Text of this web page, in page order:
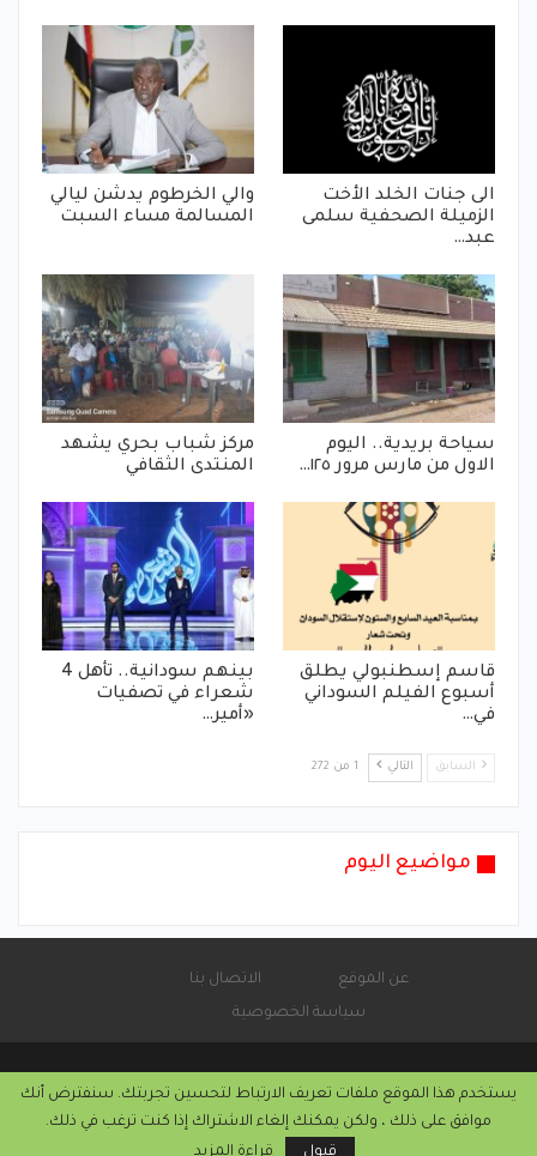
الى جنات الخلد الأخت
الزميلة الصحفية سلمى
عبد…
والي الخرطوم يدشن ليالي
المسالمة مساء السبت
سياحة بريدية.. اليوم
الاول من مارس مرور ١٢٥…
مركز شباب بحري يشهد
المنتدى الثقافي
قاسم إسطنبولي يطلق
أسبوع الفيلم السوداني
في…
بينهم سودانية.. تأهل 4
شعراء في تصفيات
«أمير…
السابق التالي 1 من 272
مواضيع اليوم
عن الموقع
الاتصال بنا
سياسة الخصوصية
التركيب والاستضافة من كريستا هوست
يستخدم هذا الموقع ملفات تعريف الارتباط لتحسين تجربتك. سنفترض أنك
موافق على ذلك ، ولكن يمكنك إلغاء الاشتراك إذا كنت ترغب في ذلك.
قبول
قراءة المزيد